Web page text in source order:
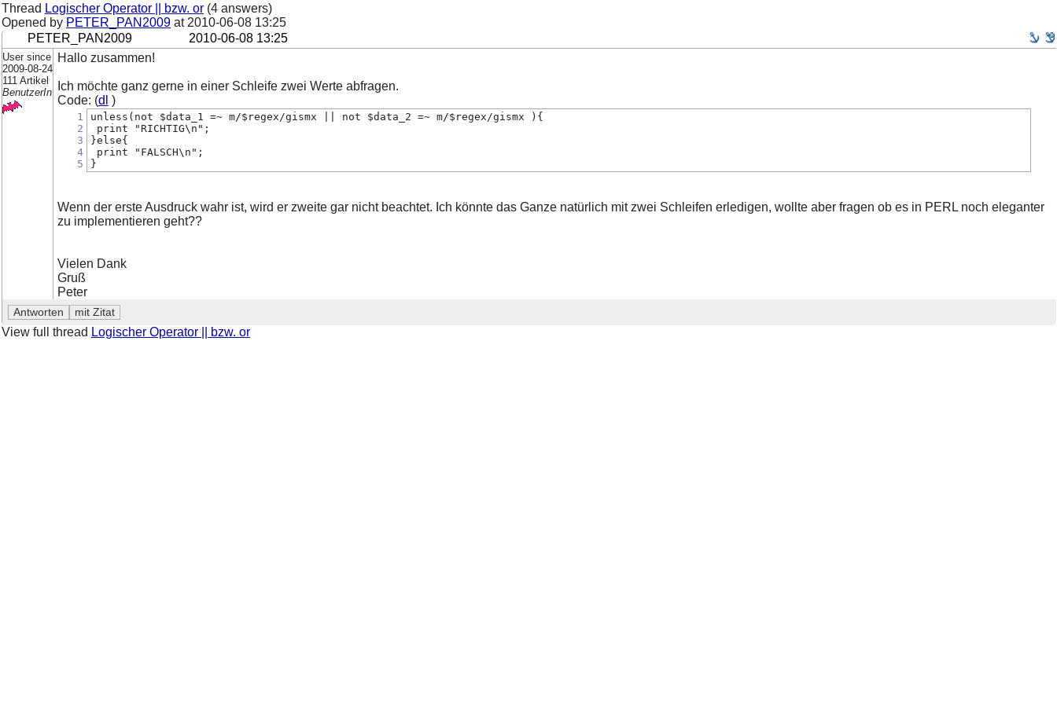
Thread Logischer Operator || bzw. or (4 answers)
Opened by PETER_PAN2009 at 2010-06-08 13:25
PETER_PAN2009
2010-06-08 13:25
User since
2009-08-24
111 Artikel
BenutzerIn
Hallo zusammen!
Ich möchte ganz gerne in einer Schleife zwei Werte abfragen.
Code: (dl )
1
2
3
4
5
unless(not $data_1 =~ m/$regex/gismx || not $data_2 =~ m/$regex/gismx ){
print "RICHTIG\n";
}else{
print "FALSCH\n";
}
Wenn der erste Ausdruck wahr ist, wird er zweite gar nicht beachtet. Ich könnte das Ganze natürlich mit zwei Schleifen erledigen, wollte aber fragen ob es in PERL noch eleganter
zu implementieren geht??
Vielen Dank
Gruß
Peter
View full thread Logischer Operator || bzw. or